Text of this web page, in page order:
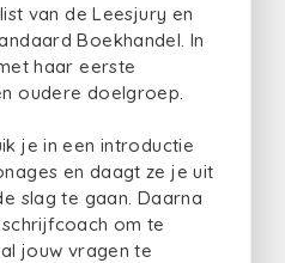
van de Leesjury en
Boekhandel. In
haar eerste
oudere doelgroep.
je in een introductie
en daagt ze je uit
slag te gaan. Daarna
om te
jouw vragen te